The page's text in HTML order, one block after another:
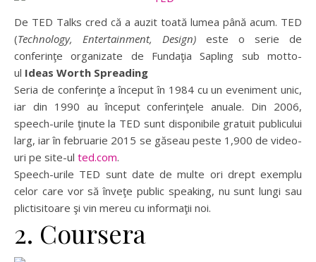
De TED Talks cred că a auzit toată lumea până acum. TED
(Technology, Entertainment, Design) este o serie de
conferinţe organizate de Fundaţia Sapling sub motto-
ul Ideas Worth Spreading
Seria de conferinţe a început în 1984 cu un eveniment unic,
iar din 1990 au început conferinţele anuale. Din 2006,
speech-urile ţinute la TED sunt disponibile gratuit publicului
larg, iar în februarie 2015 se găseau peste 1,900 de video-
uri pe site-ul ted.com.
Speech-urile TED sunt date de multe ori drept exemplu
celor care vor să înveţe public speaking, nu sunt lungi sau
plictisitoare şi vin mereu cu informaţii noi.
2. Coursera